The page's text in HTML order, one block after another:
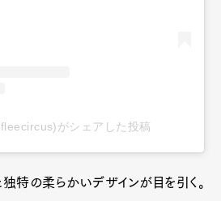
がシェアした投稿
特の柔らかいデザインが目を引く。